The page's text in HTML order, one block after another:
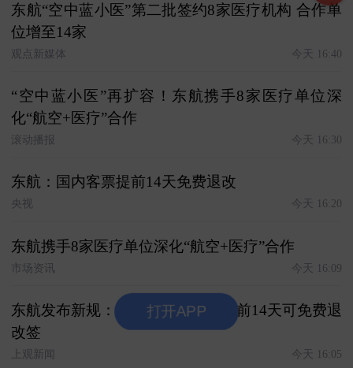
东航“空中蓝小医”第二批签约8家医疗机构 合作单
位增至14家
观点新媒体 今天 16:40
“空中蓝小医”再扩容！东航携手8家医疗单位深
化“航空+医疗”合作
滚动播报 今天 16:30
东航：国内客票提前14天免费退改
央视 今天 16:20
东航携手8家医疗单位深化“航空+医疗”合作
市场资讯 今天 16:09
东航发布新规：绝大多数散客票提前14天可免费退
改签
上观新闻 今天 16:05
打开APP